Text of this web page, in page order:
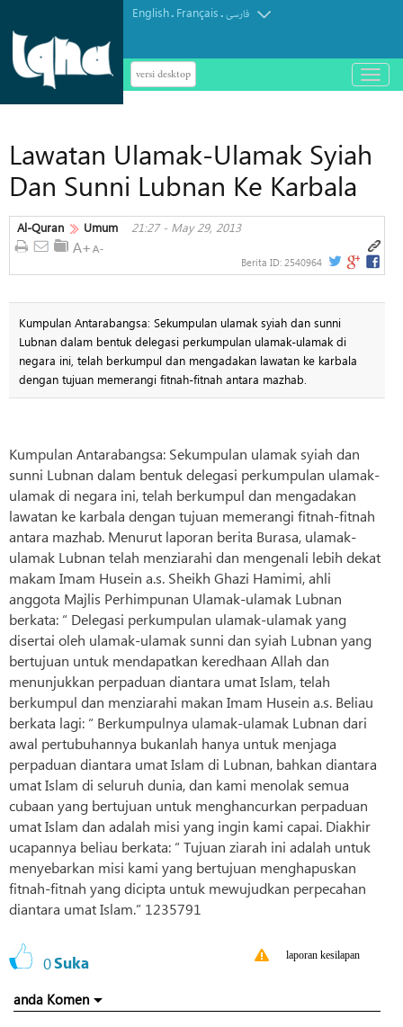
English. Français.فارسی
versi desktop
باز
و
منوLawatan Ulamak-Ulamak Syiah
Dan Sunni Lubnan Ke Karbala
Al-Quran Umum 21:27 - May 29, 2013
Berita ID: 2540964
Kumpulan Antarabangsa: Sekumpulan ulamak syiah dan sunni
Lubnan dalam bentuk delegasi perkumpulan ulamak-ulamak di
negara ini, telah berkumpul dan mengadakan lawatan ke karbala
dengan tujuan memerangi fitnah-fitnah antara mazhab.
Kumpulan Antarabangsa: Sekumpulan ulamak syiah dan
sunni Lubnan dalam bentuk delegasi perkumpulan ulamak-
ulamak di negara ini, telah berkumpul dan mengadakan
lawatan ke karbala dengan tujuan memerangi fitnah-fitnah
antara mazhab. Menurut laporan berita Burasa, ulamak-
ulamak Lubnan telah menziarahi dan mengenali lebih dekat
makam Imam Husein a.s. Sheikh Ghazi Hamimi, ahli
anggota Majlis Perhimpunan Ulamak-ulamak Lubnan
berkata: “ Delegasi perkumpulan ulamak-ulamak yang
disertai oleh ulamak-ulamak sunni dan syiah Lubnan yang
bertujuan untuk mendapatkan keredhaan Allah dan
menunjukkan perpaduan diantara umat Islam, telah
berkumpul dan menziarahi makan Imam Husein a.s. Beliau
berkata lagi: “ Berkumpulnya ulamak-ulamak Lubnan dari
awal pertubuhannya bukanlah hanya untuk menjaga
perpaduan diantara umat Islam di Lubnan, bahkan diantara
umat Islam di seluruh dunia, dan kami menolak semua
cubaan yang bertujuan untuk menghancurkan perpaduan
umat Islam dan adalah misi yang ingin kami capai. Diakhir
ucapannya beliau berkata: “ Tujuan ziarah ini adalah untuk
menyebarkan misi kami yang bertujuan menghapuskan
fitnah-fitnah yang dicipta untuk mewujudkan perpecahan
diantara umat Islam.” 1235791
0Suka laporan kesilapan
anda Komen